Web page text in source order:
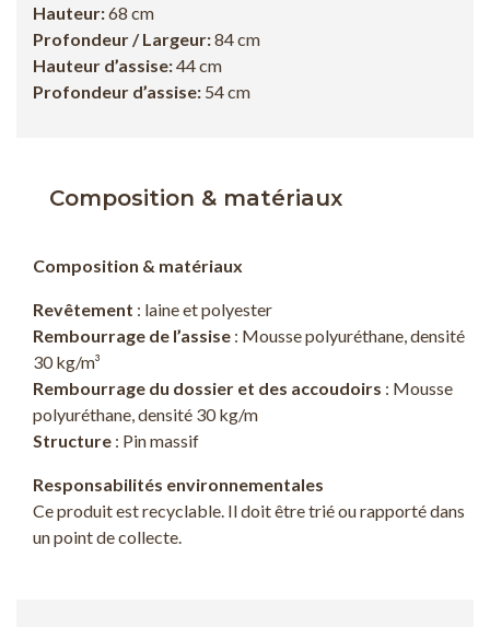
Hauteur:68 cm
Profondeur / Largeur:84cm
Hauteur d’assise:44cm
Profondeur d’assise: 54cm
Composition & matériaux
Composition & matériaux
Revêtement : laine et polyester
Rembourrage de l’assise : Mousse polyuréthane, densité
30 kg/m³
Rembourrage du dossier et des accoudoirs : Mousse
polyuréthane, densité 30 kg/m
Structure : Pin massif
Responsabilités environnementales
Ce produit est recyclable. Il doit être trié ou rapporté dans
un point de collecte.